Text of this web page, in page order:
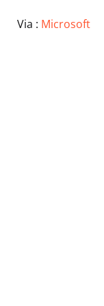
Via : Microsoft